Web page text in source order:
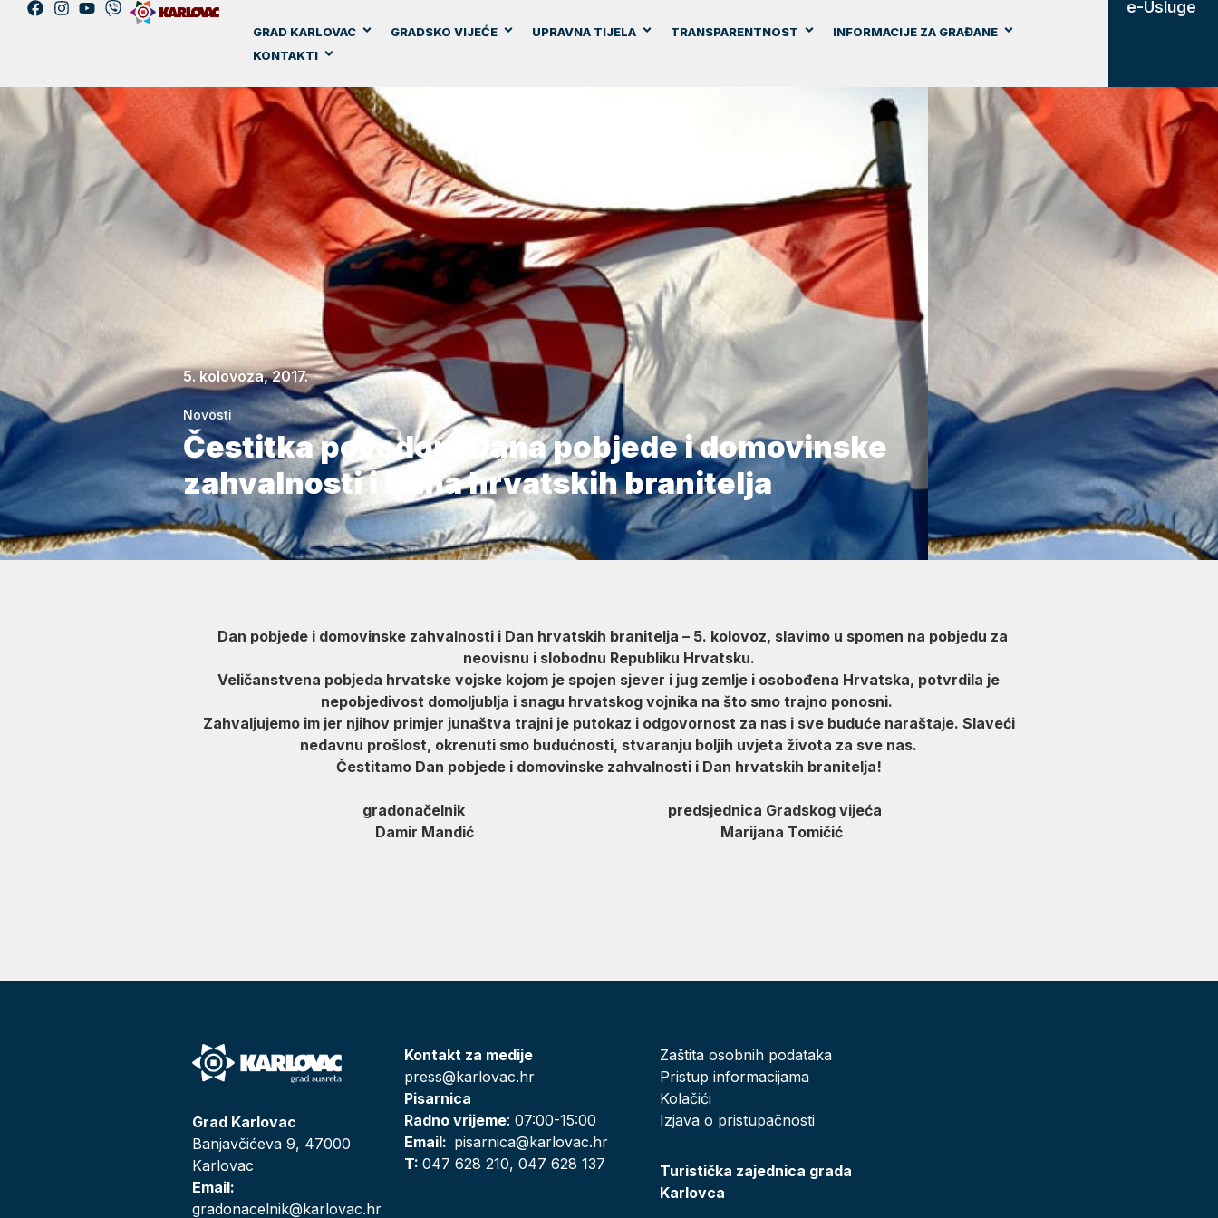
GRAD KARLOVAC GRADSKO VIJEĆE UPRAVNA TIJELA TRANSPARENTNOST
INFORMACIJE ZA GRAĐANE
KONTAKTI
e-Usluge
5. kolovoza, 2017.
Novosti
Čestitka povodom Dana pobjede i domovinske
zahvalnosti i Dana hrvatskih branitelja
Dan pobjede i domovinske zahvalnosti i Dan hrvatskih branitelja – 5. kolovoz, slavimo u spomen na pobjedu za
neovisnu i slobodnu Republiku Hrvatsku.
Veličanstvena pobjeda hrvatske vojske kojom je spojen sjever i jug zemlje i osobođena Hrvatska, potvrdila je
nepobjedivost domoljublja i snagu hrvatskog vojnika na što smo trajno ponosni.
Zahvaljujemo im jer njihov primjer junaštva trajni je putokaz i odgovornost za nas i sve buduće naraštaje.​ Slaveći
nedavnu prošlost, okrenuti smo budućnosti, stvaranju boljih uvjeta života za sve nas.
Čestitamo Dan pobjede i domovinske zahvalnosti i Dan hrvatskih branitelja!
gradonačelnik predsjednica Gradskog vijeća
Damir Mandić Marijana Tomičić
Grad Karlovac
Banjavčićeva 9, 47000
Karlovac
Email:
gradonacelnik@karlovac.hr
Kontakt za medije
press@karlovac.hr
Pisarnica
Radno vrijeme: 07:00-15:00
Email: pisarnica@karlovac.hr
T:047 628 210, 047 628 137
Zaštita osobnih podataka
Pristup informacijama
Kolačići
Izjava o pristupačnosti
Turistička zajednica grada
Karlovca